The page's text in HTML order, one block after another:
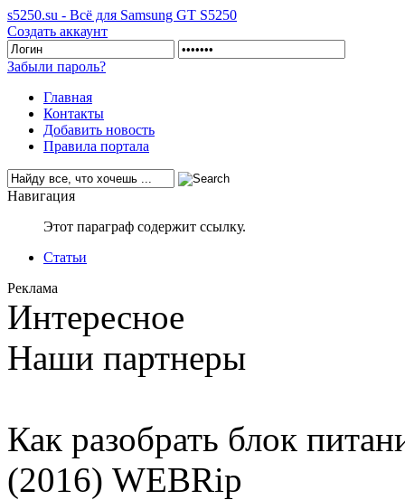
s5250.su - Всё для Samsung GT S5250
Создать аккаунт
Забыли пароль?
Главная
Контакты
Добавить новость
Правила портала
Навигация
Этот параграф содержит ссылку.
Статьи
Реклама
Интересное
Наши партнеры
Как разобрать блок
(2016) WEBRip